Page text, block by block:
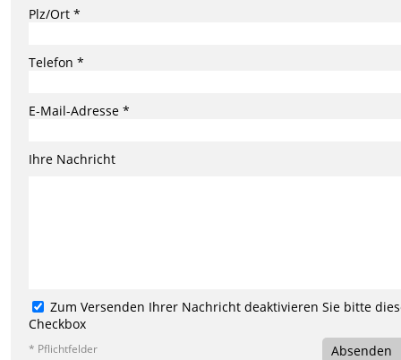
Plz/Ort *
Telefon *
E-Mail-Adresse *
Ihre Nachricht
Zum Versenden Ihrer Nachricht deaktivieren Sie bitte
Checkbox
* Pflichtfelder Absenden